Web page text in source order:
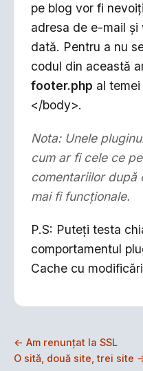
pe blog vor fi
adresa de e-mail
dată. Pentru a nu
codul din această
footer.php al
</body>.
Nota: Unele
cum ar fi cele ce
comentariilor după
mai fi funcţionale.
P.S: Puteţi testa
comportamentul
Cache cu
← Am renunţat la SSL
O sită, două site, trei site